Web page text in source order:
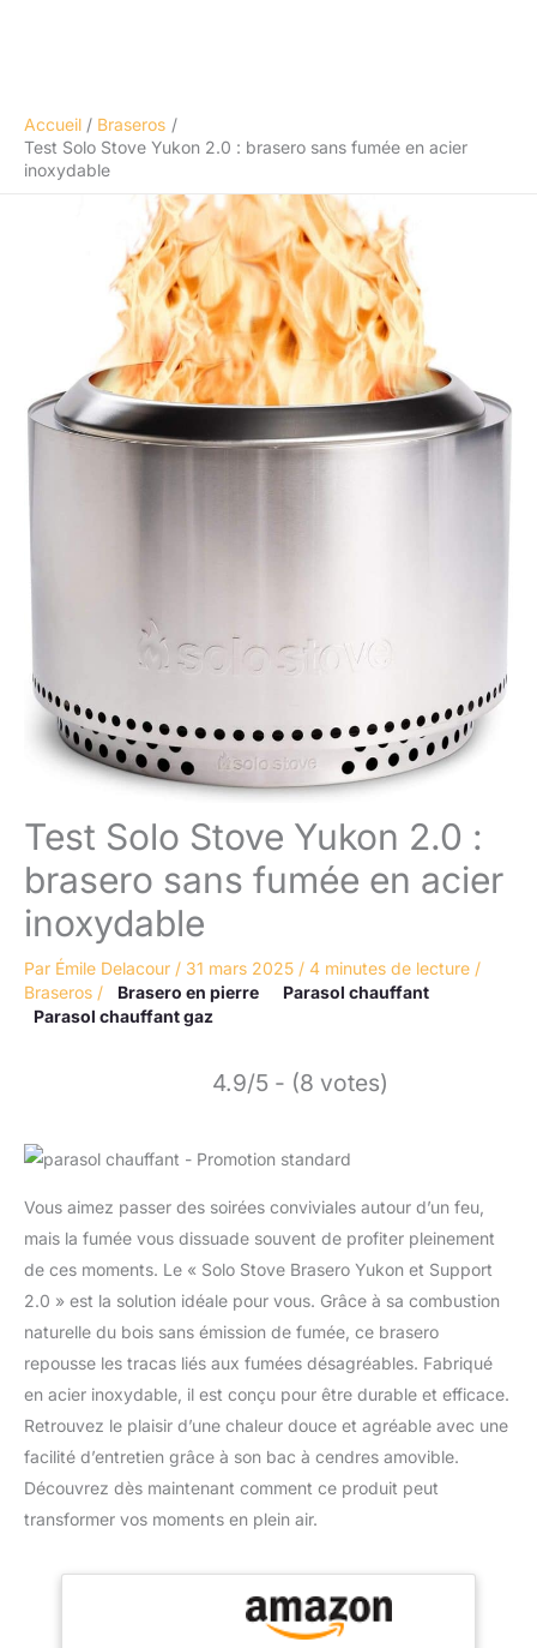
Accueil
Braseros
Test Solo Stove Yukon 2.0 : brasero sans fumée en acier
inoxydable
Test Solo Stove Yukon 2.0 :
brasero sans fumée en acier
inoxydable
Par Émile Delacour / 31 mars 2025 / 4 minutes de lecture /
Braseros / Brasero en pierre
Parasol chauffant
Parasol chauffant gaz
4.9/5 - (8 votes)
Vous aimez passer des soirées conviviales autour d’un feu,
mais la fumée vous dissuade souvent de profiter pleinement
de ces moments. Le « Solo Stove Brasero Yukon et Support
2.0 » est la solution idéale pour vous. Grâce à sa combustion
naturelle du bois sans émission de fumée, ce brasero
repousse les tracas liés aux fumées désagréables. Fabriqué
en acier inoxydable, il est conçu pour être durable et efficace.
Retrouvez le plaisir d’une chaleur douce et agréable avec une
facilité d’entretien grâce à son bac à cendres amovible.
Découvrez dès maintenant comment ce produit peut
transformer vos moments en plein air.